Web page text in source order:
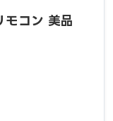
コン 美品